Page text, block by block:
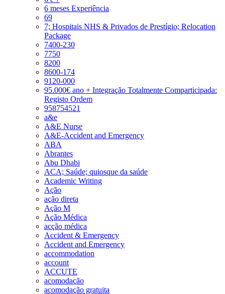
6 meses Experiência
69
7; Hospitais NHS & Privados de Prestígio; Relocation
Package
7400-230
7750
8200
8600-174
9120-000
95.000€ ano + Integração Totalmente Comparticipada:
Registo Ordem
958754521
a&e
A&E Nurse
A&E-Accident and Emergency
ABA
Abrantes
Abu Dhabi
ACA; Saúde; quiosque da saúde
Academic Writing
Ação
ação direta
Ação M
Ação Médica
acção médica
Accident & Emergency
Accident and Emergency
accommodation
account
ACCUTE
acomodação
acomodação gratuita